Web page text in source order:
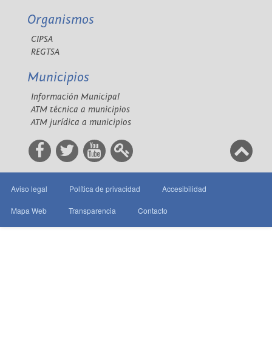
Organismos
CIPSA
REGTSA
Municipios
Información Municipal
ATM técnica a municipios
ATM jurídica a municipios
Aviso legal Política de privacidad Accesibilidad
Mapa Web Transparencia Contacto